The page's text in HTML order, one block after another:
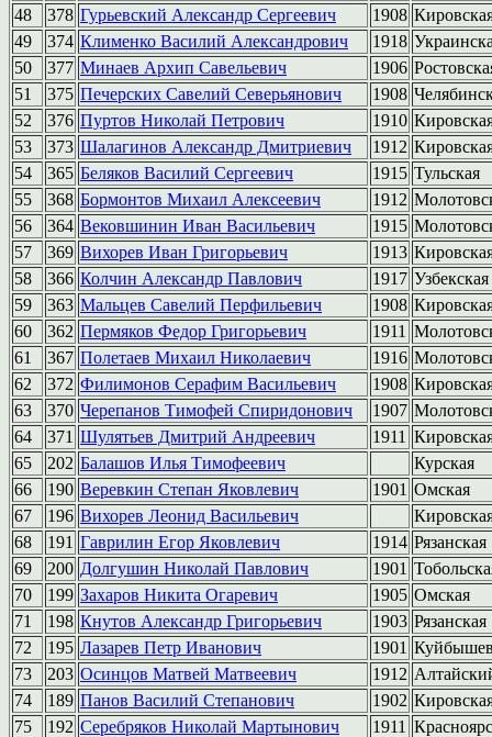
48
378 Гурьевский Александр Сергеевич 1908
49
374 Клименко Василий Александрович 1918
50
377 Минаев Архип Савельевич 1906
51
375 Печерских Савелий Северьянович 1908
52
376 Пуртов Николай Петрович 1910
53
373 Шалагинов Александр Дмитриевич 1912
54
365 Беляков Василий Сергеевич 1915 Тульская
55
368 Бормонтов Михаил Алексеевич 1912
56
364 Вековшинин Иван Васильевич 1915
57
369 Вихорев Иван Григорьевич 1913
58
366 Колчин Александр Павлович 1917
59
363 Мальцев Савелий Перфильевич 1908
60
362 Пермяков Федор Григорьевич 1911
61
367 Полетаев Михаил Николаевич 1916
62
372 Филимонов Серафим Васильевич 1908
63
370 Черепанов Тимофей Спиридонович 1907
64
371 Шулятьев Дмитрий Андреевич 1911
65
202 Балашов Илья Тимофеевич
Курская
66
190 Веревкин Степан Яковлевич 1901 Омская
67
196 Вихорев Леонид Васильевич
68
191 Гаврилин Егор Яковлевич 1914 Рязанская
69
200 Долгушин Николай Павлович 1901
70
199 Захаров Никита Огаревич 1905 Омская
71
198 Кнутов Александр Григорьевич 1903 Рязанская
72
195 Лазарев Петр Иванович 1901
73
203 Осинцов Матвей Матвеевич 1912
74
189 Панов Василий Степанович 1902
75
192 Серебряков Николай Мартынович 1911